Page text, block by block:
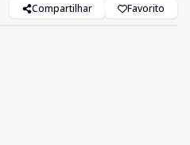
Compartilhar Favorito